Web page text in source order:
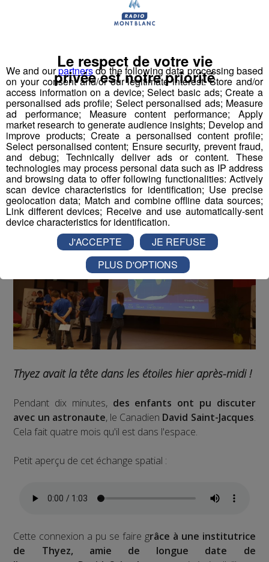
Thyez : voyage dans l'espace
réussi pour 150 écoliers
Publié par La Rédaction Radio Mont Blanc-12 avril 2019 à
09h24
Radio Mont Blanc
Actus
Société
Thyez avait la tête dans les étoiles hier après-midi !
Pendant dix minutes, des enfants ont pu discuter
avec un astronaute, le Canadien David Saint-Jacques.
Cela fait quatre mois qu'il est dans l'espace.
Petit aperçu de cet échange spatial :
Cette connexion a pu se faire grâce à une institutrice
de Thyez, amie de longue date de
We and ourpartnersdo the following data processing based
on your consent and/or our legitimate interest: Store and/or
access information on a device; Select basic ads; Create a
personalised ads profile; Select personalised ads; Measure
ad performance; Measure content performance; Apply
market research to generate audience insights; Develop and
improve products; Create a personalised content profile;
Select personalised content; Ensure security, prevent fraud,
and debug; Technically deliver ads or content. These
technologies may process personal data such as IP address
and browsing data to offer following functionalities: Actively
scan device characteristics for identification; Use precise
geolocation data; Match and combine offline data sources;
Link different devices; Receive and use automatically-sent
device characteristics for identification.
Le respect de votre vie
privée est notre priorité
J'ACCEPTE
JE REFUSE
PLUS D'OPTIONS